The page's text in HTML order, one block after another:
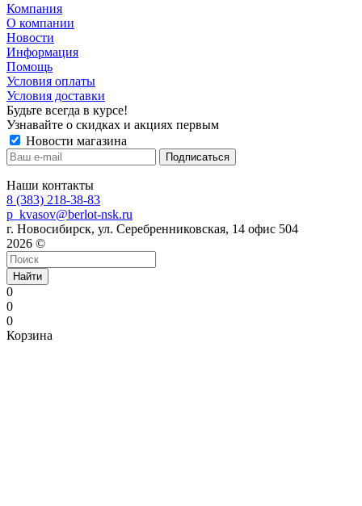
Компания
О компании
Новости
Информация
Помощь
Условия оплаты
Условия доставки
Будьте всегда в курсе!
Узнавайте о скидках и акциях первым
Новости магазина
Наши контакты
8 (383) 218-38-83
p_kvasov@berlot-nsk.ru
г. Новосибирск, ул. Серебренниковская, 14 офис 504
2026 ©
Найти
0
0
0
Корзина